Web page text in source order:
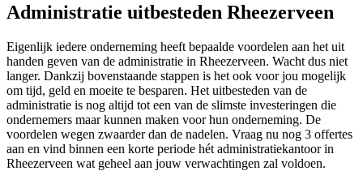
Administratie uitbesteden Rheezerveen
Eigenlijk iedere onderneming heeft bepaalde voordelen aan het uit
handen geven van de administratie in Rheezerveen. Wacht dus niet
langer. Dankzij bovenstaande stappen is het ook voor jou mogelijk
om tijd, geld en moeite te besparen. Het uitbesteden van de
administratie is nog altijd tot een van de slimste investeringen die
ondernemers maar kunnen maken voor hun onderneming. De
voordelen wegen zwaarder dan de nadelen. Vraag nu nog 3 offertes
aan en vind binnen een korte periode hét administratiekantoor in
Rheezerveen wat geheel aan jouw verwachtingen zal voldoen.